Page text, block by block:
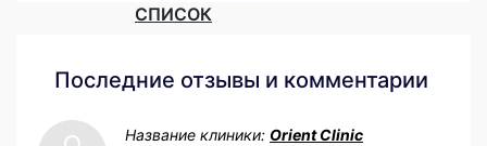
СПИСОК
Последние отзывы и комментарии
Название клиники: Orient Clinic